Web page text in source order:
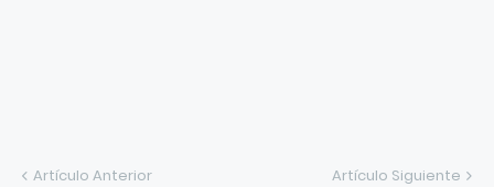
Artículo Anterior Artículo Siguiente